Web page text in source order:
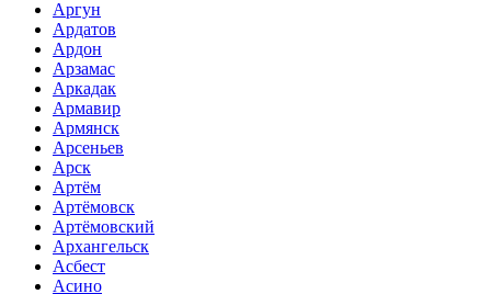
Аргун
Ардатов
Ардон
Арзамас
Аркадак
Армавир
Армянск
Арсеньев
Арск
Артём
Артёмовск
Артёмовский
Архангельск
Асбест
Асино